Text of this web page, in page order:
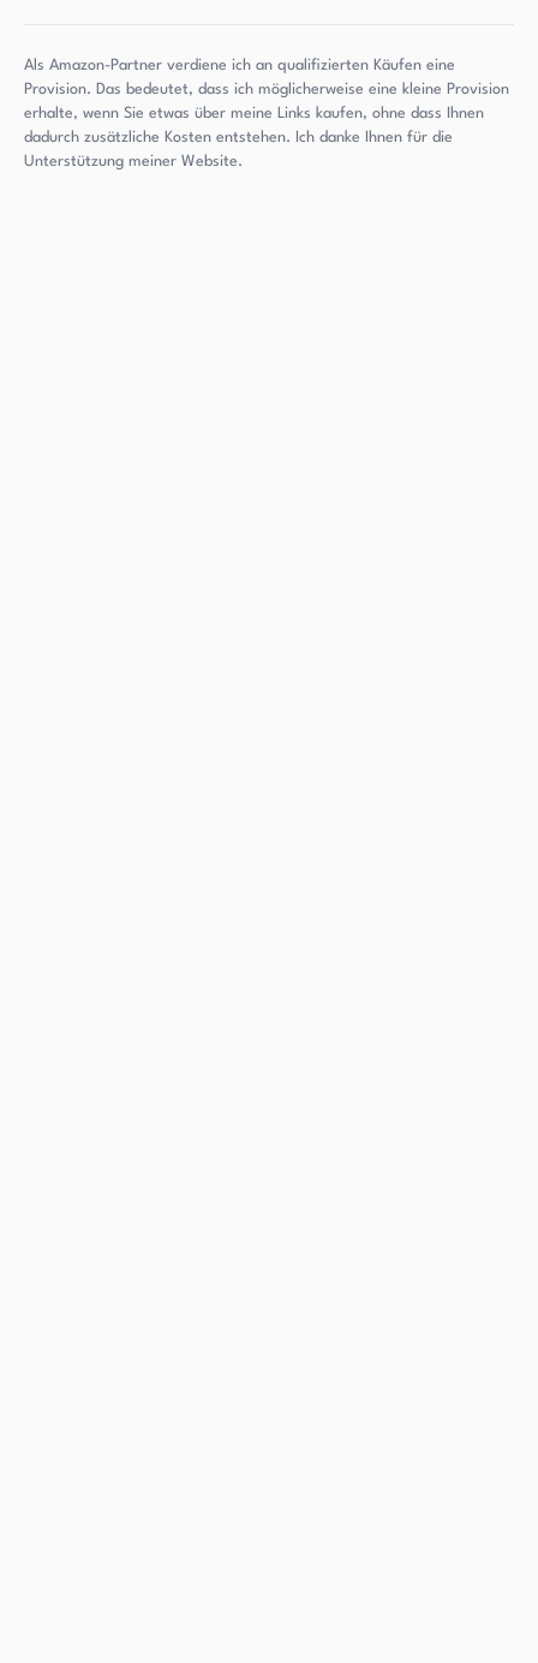
Als Amazon-Partner verdiene ich an qualifizierten Käufen eine
Provision. Das bedeutet, dass ich möglicherweise eine kleine Provision
erhalte, wenn Sie etwas über meine Links kaufen, ohne dass Ihnen
dadurch zusätzliche Kosten entstehen. Ich danke Ihnen für die
Unterstützung meiner Website.